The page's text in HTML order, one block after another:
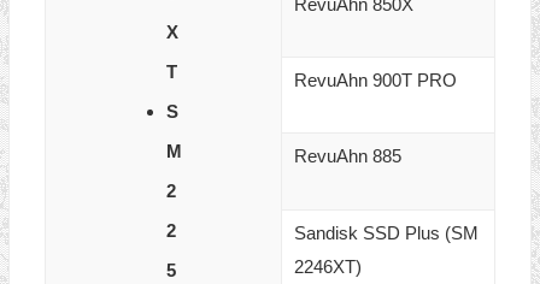
X
T
S
M
2
2
5
RevuAhn 900T PRO
RevuAhn 885
Sandisk SSD Plus (SM
2246XT)